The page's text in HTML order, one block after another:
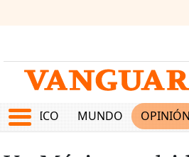
MÉXICO MUNDO OPINIÓN